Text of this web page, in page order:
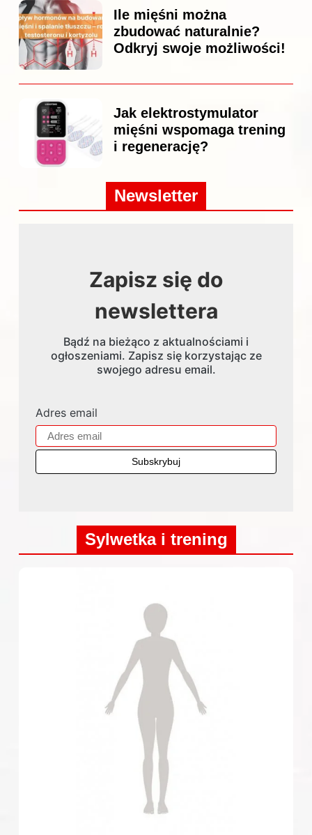
Ile mięśni można
zbudować naturalnie?
Odkryj swoje możliwości!
Jak elektrostymulator
mięśni wspomaga trening
i regenerację?
Newsletter
Zapisz się do
newslettera
Bądź na bieżąco z aktualnościami i
ogłoszeniami. Zapisz się korzystając ze
swojego adresu email.
Adres email
Sylwetka i trening